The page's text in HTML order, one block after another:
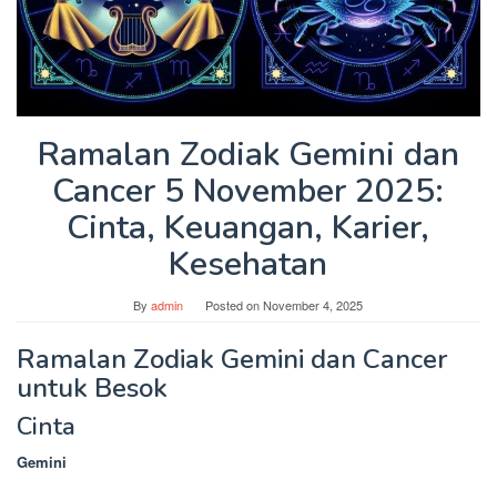
Ramalan Zodiak Gemini dan
Cancer 5 November 2025:
Cinta, Keuangan, Karier,
Kesehatan
Byadmin Posted onNovember 4, 2025
Ramalan Zodiak Gemini dan Cancer
untuk Besok
Cinta
Gemini